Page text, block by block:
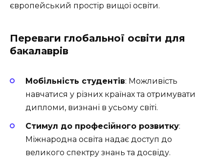
європейський простір вищої освіти.
Переваги глобальної освіти для
бакалаврів
Мобільність студентів: Можливість
навчатися у різних країнах та отримувати
дипломи, визнані в усьому світі.
Стимул до професійного розвитку:
Міжнародна освіта надає доступ до
великого спектру знань та досвіду.